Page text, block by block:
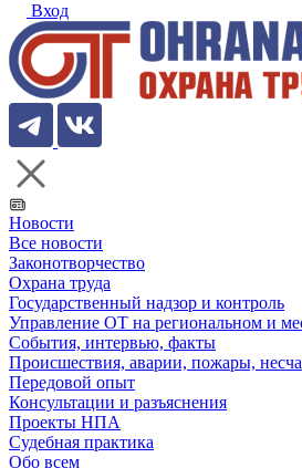
Вход
Новости
Все новости
Законотворчество
Охрана труда
Государственный надзор и контроль
Управление ОТ на региональном и
События, интервью, факты
Происшествия, аварии, пожары,
Передовой опыт
Консультации и разъяснения
Проекты НПА
Судебная практика
Обо всем